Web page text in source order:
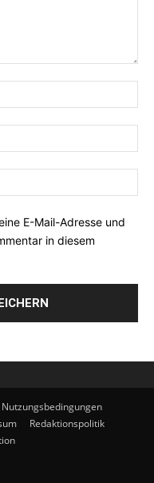
E-Mail-Adresse und
in diesem
Nutzungsbedingungen
Redaktionspolitik